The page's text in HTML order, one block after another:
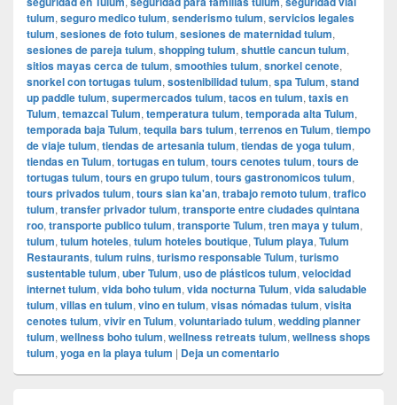
tulum, seguro medico tulum, senderismo tulum, servicios legales
tulum, sesiones de foto tulum, sesiones de maternidad tulum,
sesiones de pareja tulum, shopping tulum, shuttle cancun tulum,
sitios mayas cerca de tulum, smoothies tulum, snorkel cenote,
snorkel con tortugas tulum, sostenibilidad tulum, spa Tulum, stand
up paddle tulum, supermercados tulum, tacos en tulum, taxis en
Tulum, temazcal Tulum, temperatura tulum, temporada alta Tulum,
temporada baja Tulum, tequila bars tulum, terrenos en Tulum, tiempo
de viaje tulum, tiendas de artesania tulum, tiendas de yoga tulum,
tiendas en Tulum, tortugas en tulum, tours cenotes tulum, tours de
tortugas tulum, tours en grupo tulum, tours gastronomicos tulum,
tours privados tulum, tours sian ka'an, trabajo remoto tulum, trafico
tulum, transfer privador tulum, transporte entre ciudades quintana
roo, transporte publico tulum, transporte Tulum, tren maya y tulum,
tulum, tulum hoteles, tulum hoteles boutique, Tulum playa, Tulum
Restaurants, tulum ruins, turismo responsable Tulum, turismo
sustentable tulum, uber Tulum, uso de plásticos tulum, velocidad
internet tulum, vida boho tulum, vida nocturna Tulum, vida saludable
tulum, villas en tulum, vino en tulum, visas nómadas tulum, visita
cenotes tulum, vivir en Tulum, voluntariado tulum, wedding planner
tulum, wellness boho tulum, wellness retreats tulum, wellness shops
tulum, yoga en la playa tulum | Deja un comentario